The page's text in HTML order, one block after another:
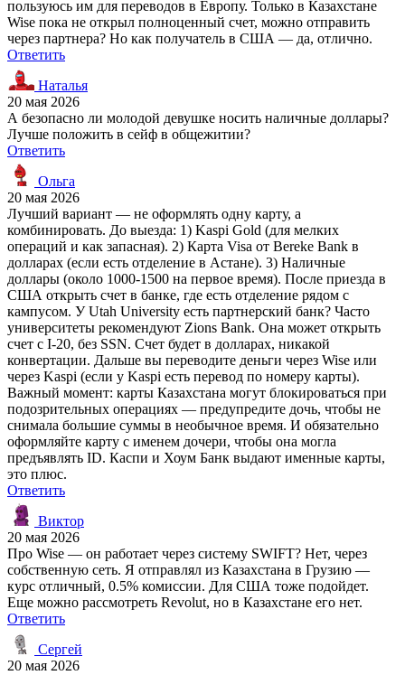
пользуюсь им для переводов в Европу. Только в Казахстане
Wise пока не открыл полноценный счет, можно отправить
через партнера? Но как получатель в США — да, отлично.
Ответить
Наталья
20 мая 2026
А безопасно ли молодой девушке носить наличные доллары?
Лучше положить в сейф в общежитии?
Ответить
Ольга
20 мая 2026
Лучший вариант — не оформлять одну карту, а
комбинировать. До выезда: 1) Kaspi Gold (для мелких
операций и как запасная). 2) Карта Visa от Bereke Bank в
долларах (если есть отделение в Астане). 3) Наличные
доллары (около 1000-1500 на первое время). После приезда в
США открыть счет в банке, где есть отделение рядом с
кампусом. У Utah University есть партнерский банк? Часто
университеты рекомендуют Zions Bank. Она может открыть
счет с I-20, без SSN. Счет будет в долларах, никакой
конвертации. Дальше вы переводите деньги через Wise или
через Kaspi (если у Kaspi есть перевод по номеру карты).
Важный момент: карты Казахстана могут блокироваться при
подозрительных операциях — предупредите дочь, чтобы не
снимала большие суммы в необычное время. И обязательно
оформляйте карту с именем дочери, чтобы она могла
предъявлять ID. Каспи и Хоум Банк выдают именные карты,
это плюс.
Ответить
Виктор
20 мая 2026
Про Wise — он работает через систему SWIFT? Нет, через
собственную сеть. Я отправлял из Казахстана в Грузию —
курс отличный, 0.5% комиссии. Для США тоже подойдет.
Еще можно рассмотреть Revolut, но в Казахстане его нет.
Ответить
Сергей
20 мая 2026